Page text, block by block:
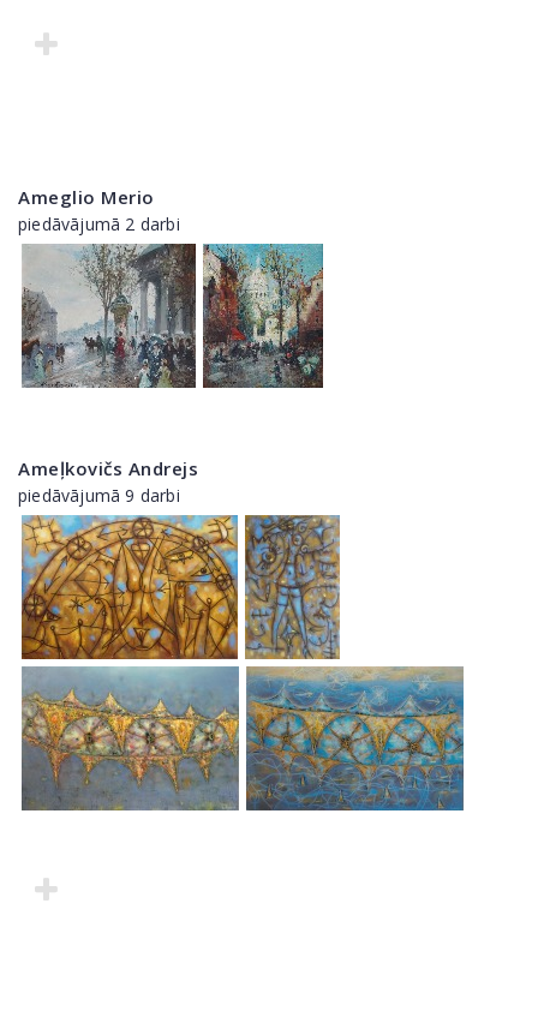
Ameglio Merio
piedāvājumā 2 darbi
Ameļkovičs Andrejs
piedāvājumā 9 darbi